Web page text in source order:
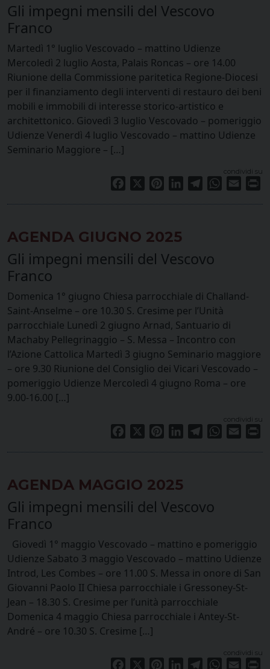
Gli impegni mensili del Vescovo
Franco
Martedì 1° luglio Vescovado – mattino Udienze
Mercoledì 2 luglio Aosta, Palais Roncas – ore 14.00
Riunione della Commissione paritetica Regione-Diocesi
per il finanziamento degli interventi di restauro dei beni
mobili e immobili di interesse storico-artistico e
architettonico. Giovedì 3 luglio Vescovado – pomeriggio
Udienze Venerdì 4 luglio Vescovado – mattino Udienze
Seminario Maggiore – […]
condividi su
Facebook PinterestLinkedInTelegramWhatsApp
Email
AGENDA GIUGNO 2025
Gli impegni mensili del Vescovo
Franco
Domenica 1° giugno Chiesa parrocchiale di Challand-
Saint-Anselme – ore 10.30 S. Cresime per l’Unità
parrocchiale Lunedì 2 giugno Arnad, Santuario di
Machaby Pellegrinaggio – S. Messa – Incontro con
l’Azione Cattolica Martedì 3 giugno Seminario maggiore
– ore 9.30 Riunione del Consiglio dei Vicari Vescovado –
pomeriggio Udienze Mercoledì 4 giugno Roma – ore
9.00-16.00 […]
condividi su
Facebook PinterestLinkedInTelegramWhatsApp
Email
AGENDA MAGGIO 2025
Gli impegni mensili del Vescovo
Franco
Giovedì 1° maggio Vescovado – mattino e pomeriggio
Udienze Sabato 3 maggio Vescovado – mattino Udienze
Introd, Les Combes – ore 11.00 S. Messa in onore di San
Giovanni Paolo II Chiesa parrocchiale i Gressoney-St-
Jean – 18.30 S. Cresime per l’unità parrocchiale
Domenica 4 maggio Chiesa parrocchiale i Antey-St-
André – ore 10.30 S. Cresime […]
condividi su
Facebook PinterestLinkedInTelegramWhatsApp
Email